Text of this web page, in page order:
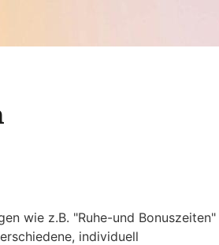
wie z.B. "Ruhe-und Bonuszeiten"
individuell